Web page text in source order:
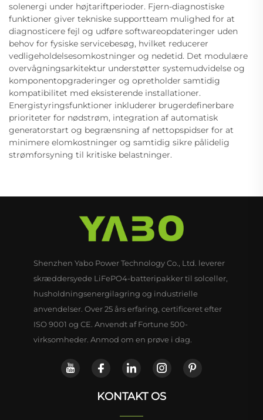
solenergi under højtariftperioder. Fjern-diagnostiske
funktioner giver tekniske supportteam mulighed for at
diagnosticere fejl og udføre softwareopdateringer uden
behov for fysiske servicebesøg, hvilket reducerer
vedligeholdelsesomkostninger og nedetid. Det modulære
overvågningsarkitektur understøtter systemudvidelse og
komponentopgraderinger og opretholder samtidig
kompatibilitet med eksisterende installationer.
Energistyringsfunktioner inkluderer brugerdefinerbare
prioriteter for nødstrøm, integration af automatisk
generatorstart og begrænsning af nettopspidser for at
minimere elomkostninger og samtidig sikre pålidelig
strømforsyning til kritiske belastninger.
Shenzhen Yabo Power Technology Co., Ltd. leverer
skræddersyede LiFePO4-batteripakker til solceller,
husholdningsenergilagring og industrielle
anvendelser. Over 25 års erfaring, certificeret efter
ISO 9001 og CE. Anvendt af Fortune 500-
virksomheder. Anmod om en prøve i dag.
KONTAKT OS